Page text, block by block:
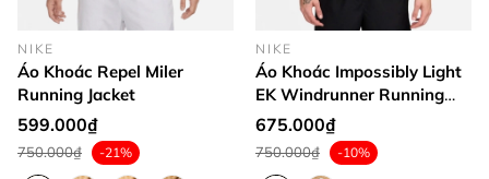
NIKE
Áo Khoác Repel Miler
Running Jacket
599.000₫
750.000₫ -21%
NIKE
Áo Khoác Impossibly Light
EK Windrunner Running
Jacket
675.000₫
750.000₫ -10%